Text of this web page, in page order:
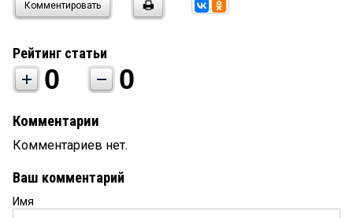
Комментировать
Рейтинг статьи
0 0
Комментарии
Комментариев нет.
Ваш комментарий
Имя